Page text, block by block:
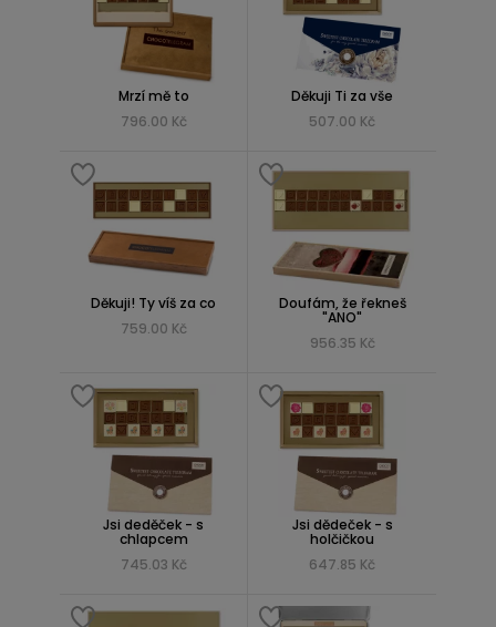
Mrzí mě to
796.00 Kč
Děkuji Ti za vše
507.00 Kč
Děkuji! Ty víš za co
759.00 Kč
Doufám, že řekneš
"ANO"
956.35 Kč
Jsi deděček - s
chlapcem
745.03 Kč
Jsi dědeček - s
holčičkou
647.85 Kč